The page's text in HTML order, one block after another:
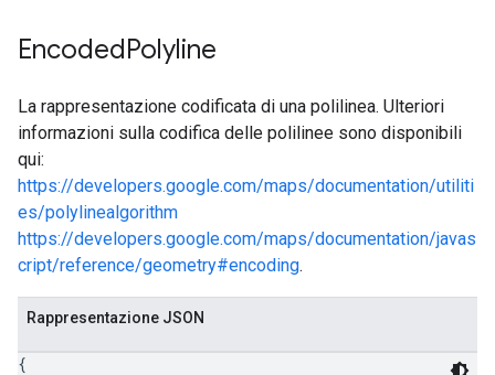
EncodedPolyline
La rappresentazione codificata di una polilinea. Ulteriori
informazioni sulla codifica delle polilinee sono disponibili
qui:
https://developers.google.com/maps/documentation/utiliti
es/polylinealgorithm
https://developers.google.com/maps/documentation/javas
cript/reference/geometry#encoding.
Rappresentazione JSON
{